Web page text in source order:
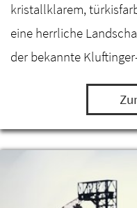
kristallklarem,
eine herrliche
der bekannte